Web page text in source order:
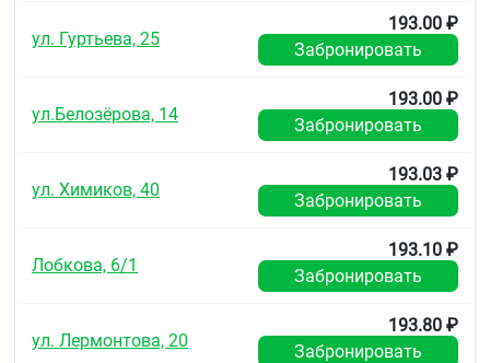
ул. Гуртьева, 25
193.00 ₽
Забронировать
ул.Белозёрова, 14
193.00 ₽
Забронировать
ул. Химиков, 40
193.03 ₽
Забронировать
Лобкова, 6/1
193.10 ₽
Забронировать
ул. Лермонтова, 20
193.80 ₽
Забронировать